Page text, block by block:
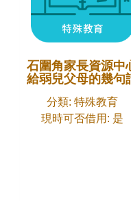
石圍角家長資源中
給弱兒父母的幾句
分類: 特殊教育
現時可否借用: 是